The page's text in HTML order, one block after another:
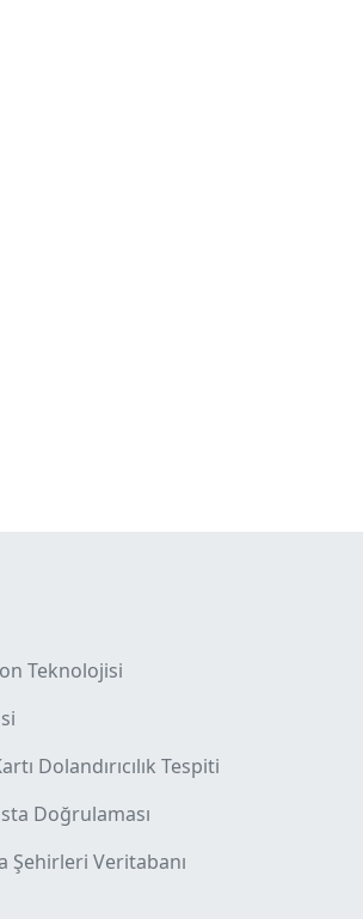
Teknolojisi
Dolandırıcılık Tespiti
Doğrulaması
Şehirleri Veritabanı